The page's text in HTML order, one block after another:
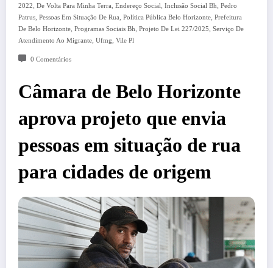
2022, De Volta Para Minha Terra, Endereço Social, Inclusão Social Bh, Pedro
Patrus, Pessoas Em Situação De Rua, Política Pública Belo Horizonte, Prefeitura
De Belo Horizonte, Programas Sociais Bh, Projeto De Lei 227/2025, Serviço De
Atendimento Ao Migrante, Ufmg, Vile Pl
0 Comentários
Câmara de Belo Horizonte
aprova projeto que envia
pessoas em situação de rua
para cidades de origem